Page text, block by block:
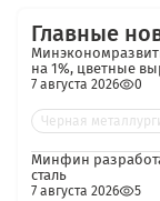
Главные
на 1%, цветные
7 августа 2026 0
Черная
Минфин
сталь
7 августа 2026 5